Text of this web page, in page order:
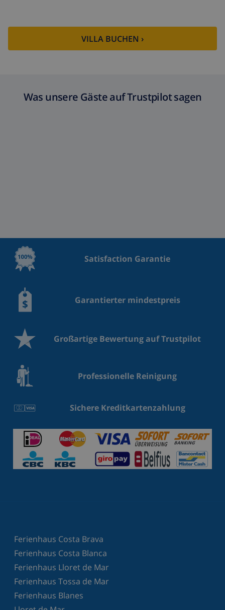
VILLA BUCHEN ›
Was unsere Gäste auf Trustpilot sagen
Satisfaction Garantie
Garantierter mindestpreis
Großartige Bewertung auf Trustpilot
Professionelle Reinigung
Sichere Kreditkartenzahlung
Ferienhaus Costa Brava
Ferienhaus Costa Blanca
Ferienhaus Lloret de Mar
Ferienhaus Tossa de Mar
Ferienhaus Blanes